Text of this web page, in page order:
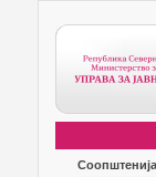
Соопштенија